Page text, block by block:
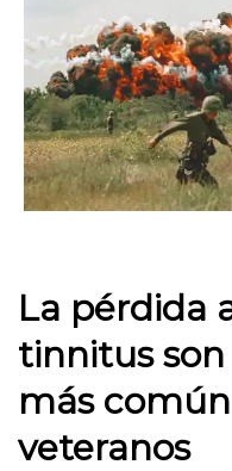
La pérdida
tinnitus
más
veteranos